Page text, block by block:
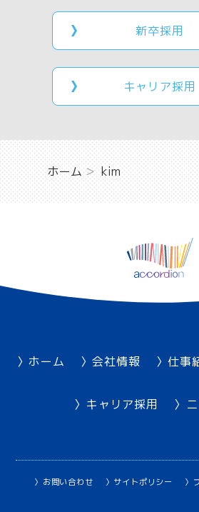
新卒採用
キャリア採用
ホーム kim
ホーム 会社情報 仕事
キャリア採用
お問い合わせ サイトポリシー